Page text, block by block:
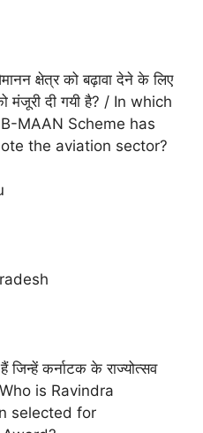
क्षेत्र को बढ़ावा देने के लिए
मंजूरी दी गयी है? / In which
MAAN Scheme has
the aviation sector?
जिन्हें कर्नाटक के राज्योत्सव
Who is Ravindra
selected for